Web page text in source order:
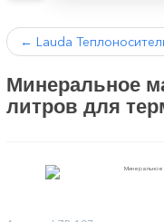
← Lauda
Минеральное
литров для